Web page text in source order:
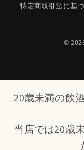
特定商取引法に基
©
20歳未満の飲
当店では20歳